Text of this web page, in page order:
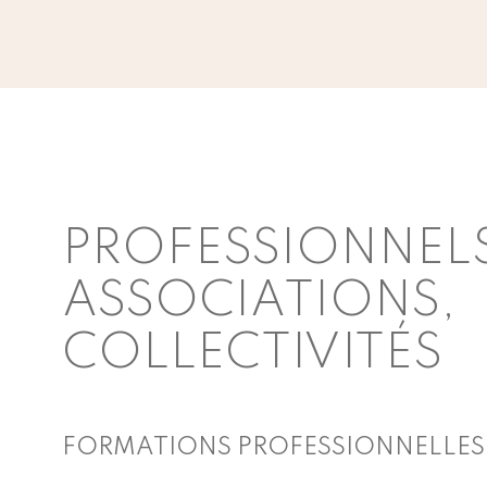
ASSOCIATIONS,
COLLECTIVITÉS
FORMATIONS PROFESSIONNELLES